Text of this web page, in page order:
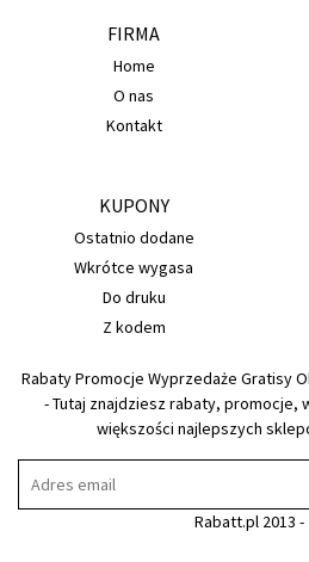
FIRMA
Home
O nas
Kontakt
KUPONY
Ostatnio dodane
Wkrótce wygasa
Do druku
Z kodem
Rabaty Promocje Wyprzedaże Gratisy
- Tutaj znajdziesz rabaty, promocje,
większości najlepszych
Rabatt.pl 2013 -